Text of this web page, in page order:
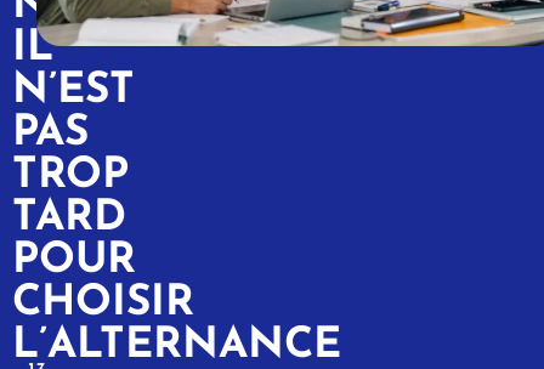
IL
N’EST
PAS
TROP
TARD
POUR
CHOISIR
L’ALTERNANCE